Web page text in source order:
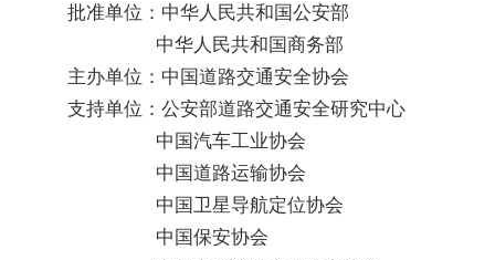
批准单位：中华人民共和国公安部
中华人民共和国商务部
主办单位：中国道路交通安全协会
支持单位：公安部道路交通安全研究中心
中国汽车工业协会
中国道路运输协会
中国卫星导航定位协会
中国保安协会